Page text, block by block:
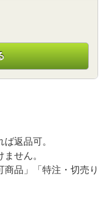
返品可。
せん。
商品」「特注・切売り